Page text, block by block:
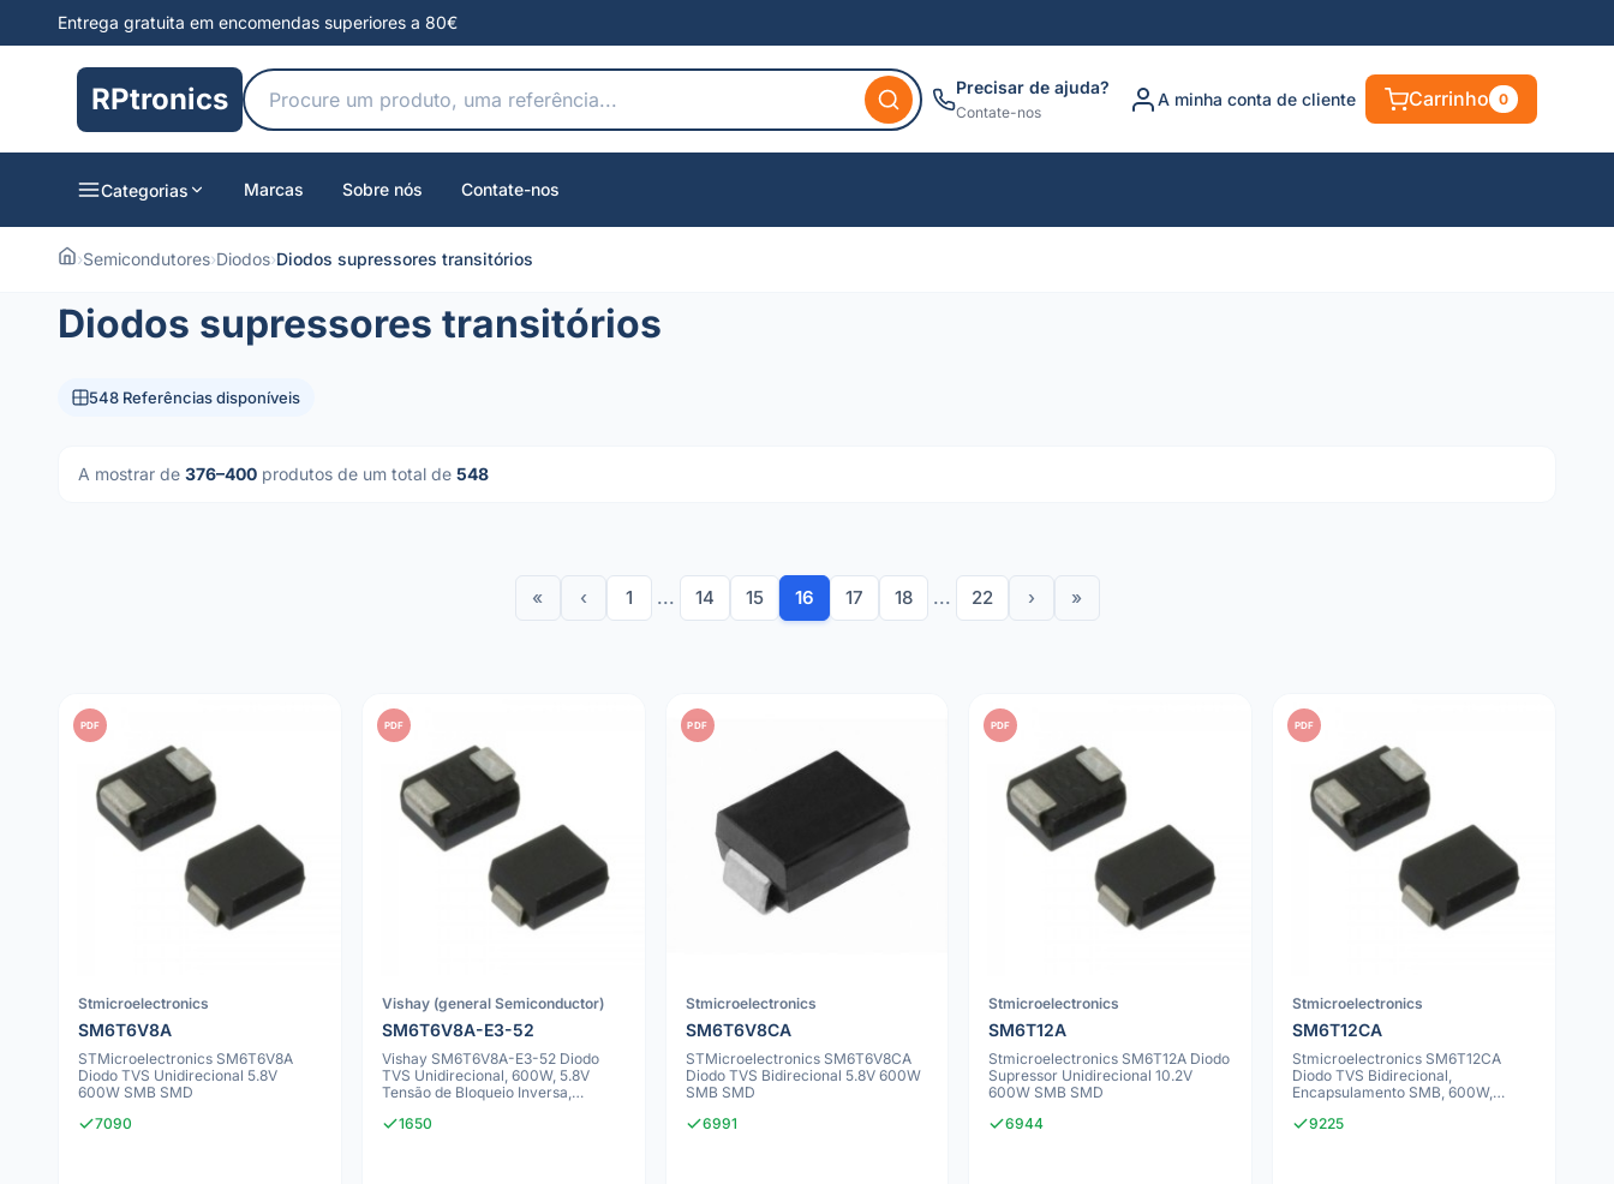
Entrega gratuita em encomendas superiores a 80€
RPtronics Precisar de ajuda?
Contate-nos
A minha conta de cliente Carrinho 0
Categorias Marcas Sobre nós Contate-nos
›Semicondutores›Diodos›Diodos supressores transitórios
Diodos supressores transitórios
548 Referências disponíveis
A mostrar de 376–400 produtos de um total de 548
« ‹ 1 ... 14 15 16 17 18 ... 22 › »
PDF
Stmicroelectronics
SM6T6V8A
STMicroelectronics SM6T6V8A
Diodo TVS Unidirecional 5.8V
600W SMB SMD
7090
PDF
Vishay (general Semiconductor)
SM6T6V8A-E3-52
Vishay SM6T6V8A-E3-52 Diodo
TVS Unidirecional, 600W, 5.8V
Tensão de Bloqueio Inversa,
1650
PDF
Stmicroelectronics
SM6T6V8CA
STMicroelectronics SM6T6V8CA
Diodo TVS Bidirecional 5.8V 600W
SMB SMD
6991
PDF
Stmicroelectronics
SM6T12A
Stmicroelectronics SM6T12A Diodo
Supressor Unidirecional 10.2V
600W SMB SMD
6944
PDF
Stmicroelectronics
SM6T12CA
Stmicroelectronics SM6T12CA
Diodo TVS Bidirecional,
Encapsulamento SMB, 600W,
9225